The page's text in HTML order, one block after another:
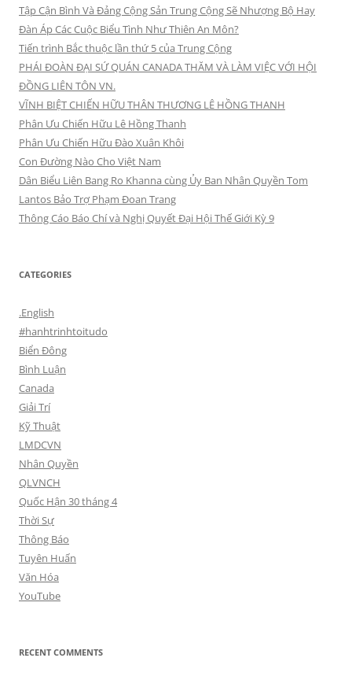
Tập Cận Bình Và Đảng Cộng Sản Trung Cộng Sẽ Nhượng Bộ Hay
Đàn Áp Các Cuộc Biểu Tình Như Thiên An Môn?
Tiến trình Bắc thuộc lần thứ 5 của Trung Cộng
PHÁI ĐOÀN ĐẠI SỨ QUÁN CANADA THĂM VÀ LÀM VIỆC VỚI HỘI
ĐỒNG LIÊN TÔN VN.
VĨNH BIỆT CHIẾN HỮU THÂN THƯƠNG LÊ HỒNG THANH
Phân Ưu Chiến Hữu Lê Hồng Thanh
Phân Ưu Chiến Hữu Đào Xuân Khôi
Con Đường Nào Cho Việt Nam
Dân Biểu Liên Bang Ro Khanna cùng Ủy Ban Nhân Quyền Tom
Lantos Bảo Trợ Phạm Đoan Trang
Thông Cáo Báo Chí và Nghị Quyết Đại Hội Thế Giới Kỳ 9
CATEGORIES
.English
#hanhtrinhtoitudo
Biển Đông
Bình Luận
Canada
Giải Trí
Kỹ Thuật
LMDCVN
Nhân Quyền
QLVNCH
Quốc Hận 30 tháng 4
Thời Sự
Thông Báo
Tuyên Huấn
Văn Hóa
YouTube
RECENT COMMENTS